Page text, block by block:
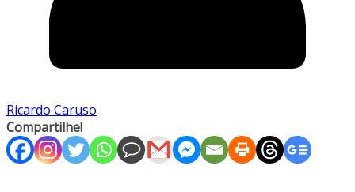
Ricardo Caruso
Compartilhe!